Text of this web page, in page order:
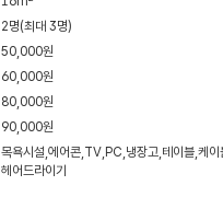
2명(최대 3명)
50,000원
60,000원
80,000원
90,000원
목욕시설,에어콘,TV,PC,냉장고,테이블,케이
헤어드라이기